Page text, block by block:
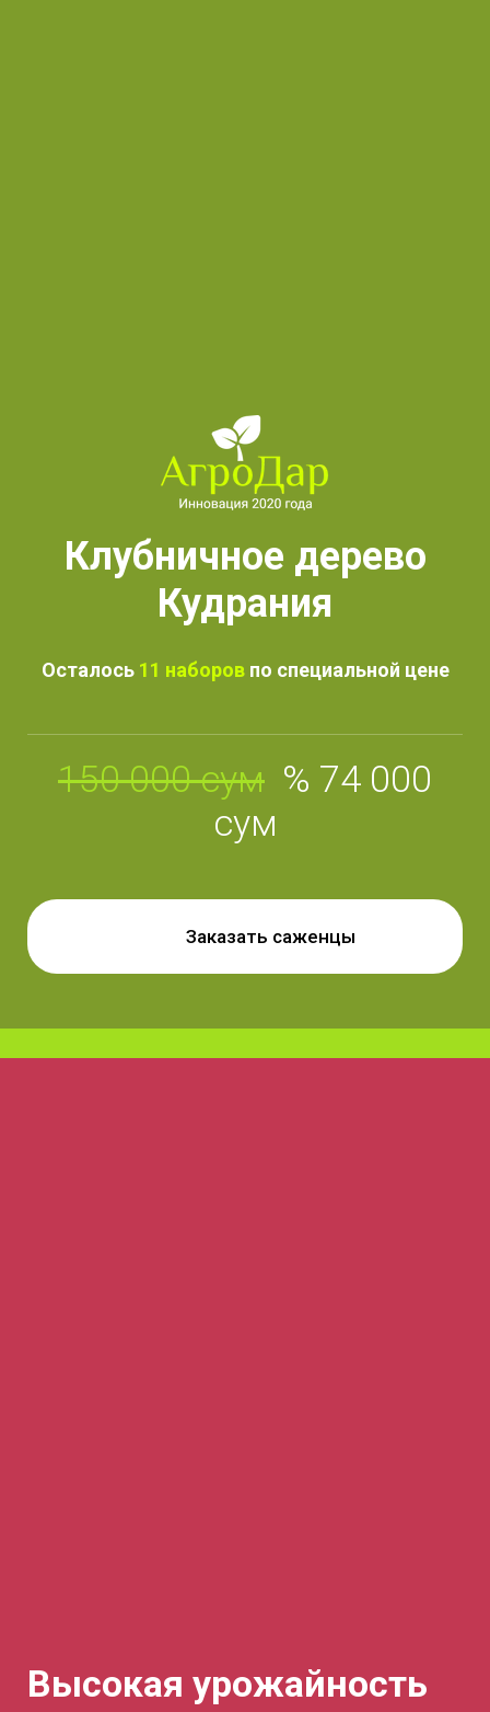
Клубничное дерево
Кудрания
Осталось 11 наборов по специальной цене
150 000 сум % 74 000
сум
Заказать саженцы
Высокая урожайность